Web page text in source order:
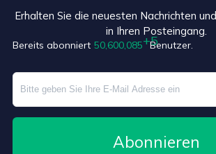
Erhalten Sie die neuesten Nachrichten
in Ihren Posteingang.
Bereits abonniert 50,600,090 Benutzer.
Abonnieren